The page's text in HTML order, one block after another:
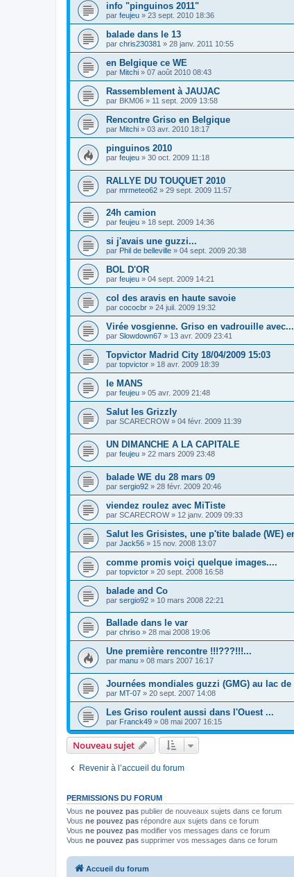
info "pinguinos 2011"
par feujeu » 23 sept. 2010 18:36
balade dans le 13
par chris230381 » 28 janv. 2011 10:55
en Belgique ce WE
par Mitchi » 07 août 2010 08:43
Rassemblement à JAUJAC
par BKM06 » 11 sept. 2009 13:58
Rencontre Griso en Belgique
par Mitchi » 03 avr. 2010 18:17
pinguinos 2010
par feujeu » 30 oct. 2009 11:18
RALLYE DU TOUQUET 2010
par mrmeteo62 » 29 sept. 2009 11:57
24h camion
par feujeu » 18 sept. 2009 14:36
si j'avais une guzzi...
par Phil de belleville » 04 sept. 2009 20:38
BOL D'OR
par feujeu » 04 sept. 2009 14:21
col des aravis en haute savoie
par cococbr » 24 juil. 2009 19:32
Virée vosgienne. Griso en vadrouille
par Slowdown67 » 13 avr. 2009 23:41
Topvictor Madrid City 18/04/2009 15:03
par topvictor » 18 avr. 2009 18:39
le MANS
par feujeu » 05 avr. 2009 21:48
Salut les Grizzly
par SCARECROW» 04 févr. 2009 11:39
UN DIMANCHE A LA CAPITALE
par feujeu » 22 mars 2009 23:48
balade WE du 28 mars 09
par sergio92 » 28 févr. 2009 20:46
viendez roulez avec MiTiste
par SCARECROW» 12 janv. 2009 09:33
Salut les Grisistes, une p'tite balade (WE)
par Jack56 » 15 nov. 2008 13:07
comme promis voiçi quelque images....
par topvictor » 20 sept. 2008 16:58
balade and Co
par sergio92 » 10 mars 2008 22:21
Ballade dans le var
par chriso » 28 mai 2008 19:06
Une première rencontre !!!???!!!...
par manu » 08 mars 2007 16:17
Journées mondiales guzzi (GMG) au lac
par MT-07 » 20 sept. 2007 14:08
Les Griso roulent aussi dans l'Ouest ...
par Franck49 » 08 mai 2007 16:15
Nouveau sujet
Revenir à l’accueil du forum
PERMISSIONS DU FORUM
Vous ne pouvez pas publier de nouveaux sujets dans ce forum
Vous ne pouvez pas répondre aux sujets dans ce forum
Vous ne pouvez pas modifier vos messages dans ce forum
Vous ne pouvez pas supprimer vos messages dans ce forum
Accueil du forum